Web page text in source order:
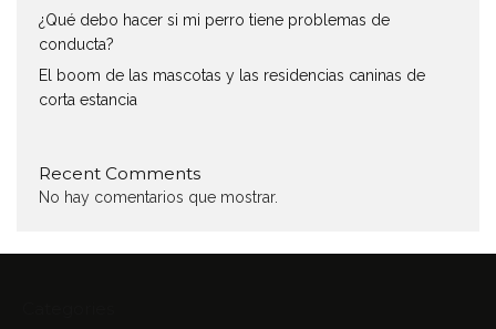
¿Qué debo hacer si mi perro tiene problemas de
conducta?
El boom de las mascotas y las residencias caninas de
corta estancia
Recent Comments
No hay comentarios que mostrar.